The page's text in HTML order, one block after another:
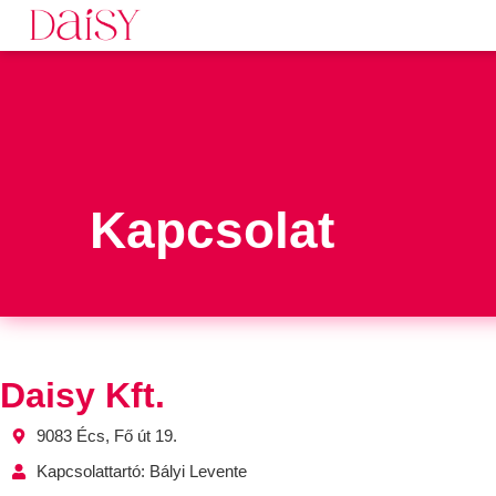
Kapcsolat
Daisy Kft.
9083 Écs, Fő út 19.
Kapcsolattartó: Bályi Levente